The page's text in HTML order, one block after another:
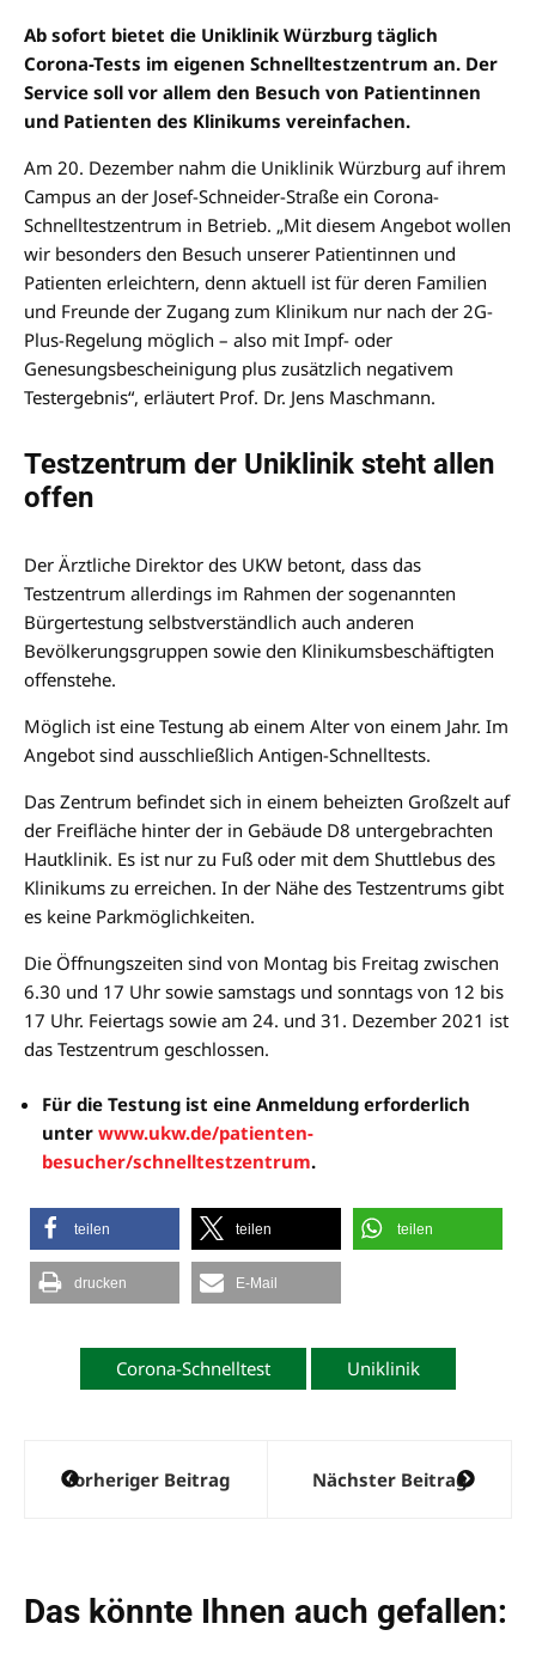
Ab sofort bietet die Uniklinik Würzburg täglich
Corona-Tests im eigenen Schnelltestzentrum an. Der
Service soll vor allem den Besuch von Patientinnen
und Patienten des Klinikums vereinfachen.
Am 20. Dezember nahm die Uniklinik Würzburg auf ihrem
Campus an der Josef-Schneider-Straße ein Corona-
Schnelltestzentrum in Betrieb. „Mit diesem Angebot wollen
wir besonders den Besuch unserer Patientinnen und
Patienten erleichtern, denn aktuell ist für deren Familien
und Freunde der Zugang zum Klinikum nur nach der 2G-
Plus-Regelung möglich – also mit Impf- oder
Genesungsbescheinigung plus zusätzlich negativem
Testergebnis“, erläutert Prof. Dr. Jens Maschmann.
Testzentrum der Uniklinik steht allen
offen
Der Ärztliche Direktor des UKW betont, dass das
Testzentrum allerdings im Rahmen der sogenannten
Bürgertestung selbstverständlich auch anderen
Bevölkerungsgruppen sowie den Klinikumsbeschäftigten
offenstehe.
Möglich ist eine Testung ab einem Alter von einem Jahr. Im
Angebot sind ausschließlich Antigen-Schnelltests.
Das Zentrum befindet sich in einem beheizten Großzelt auf
der Freifläche hinter der in Gebäude D8 untergebrachten
Hautklinik. Es ist nur zu Fuß oder mit dem Shuttlebus des
Klinikums zu erreichen. In der Nähe des Testzentrums gibt
es keine Parkmöglichkeiten.
Die Öffnungszeiten sind von Montag bis Freitag zwischen
6.30 und 17 Uhr sowie samstags und sonntags von 12 bis
17 Uhr. Feiertags sowie am 24. und 31. Dezember 2021 ist
das Testzentrum geschlossen.
Für die Testung ist eine Anmeldung erforderlich
unter www.ukw.de/patienten-
besucher/schnelltestzentrum.
teilen teilen teilen
drucken E-Mail
Corona-Schnelltest Uniklinik
Beitragsnavigation
Vorheriger Beitrag Nächster Beitrag
Das könnte Ihnen auch gefallen: